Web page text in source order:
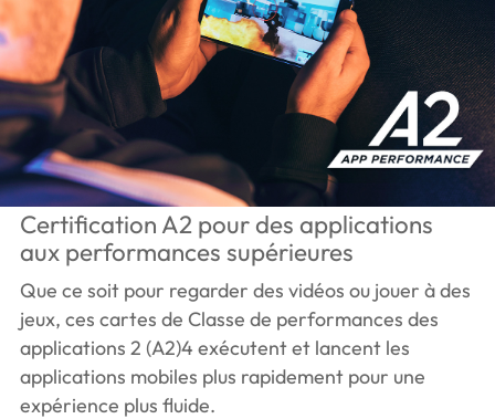
Certification A2 pour des applications
aux performances supérieures
Que ce soit pour regarder des vidéos ou jouer à des
jeux, ces cartes de Classe de performances des
applications 2 (A2)4 exécutent et lancent les
applications mobiles plus rapidement pour une
expérience plus fluide.